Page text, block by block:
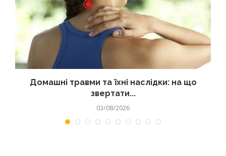
Домашні травми та їхні наслідки: на що
звертати...
03/08/2026